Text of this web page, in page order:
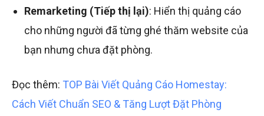
Remarketing (Tiếp thị lại): Hiển thị quảng cáo
cho những người đã từng ghé thăm website của
bạn nhưng chưa đặt phòng.
Đọc thêm: TOP Bài Viết Quảng Cáo Homestay:
Cách Viết Chuẩn SEO & Tăng Lượt Đặt Phòng